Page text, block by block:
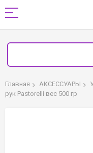
Главная АКСЕССУАРЫ
рук Pastorelli вес 500 гр